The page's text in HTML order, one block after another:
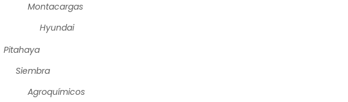
Montacargas
Hyundai
Pitahaya
Siembra
Agroquímicos